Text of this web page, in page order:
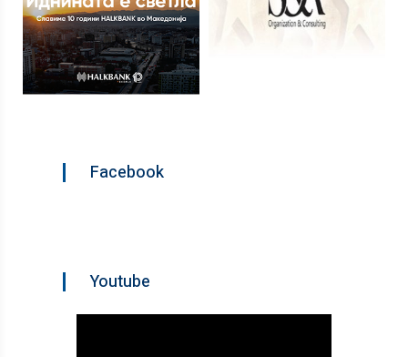
Facebook
Youtube